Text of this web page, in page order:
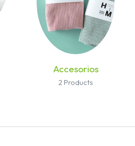
Accesorios
2 Products